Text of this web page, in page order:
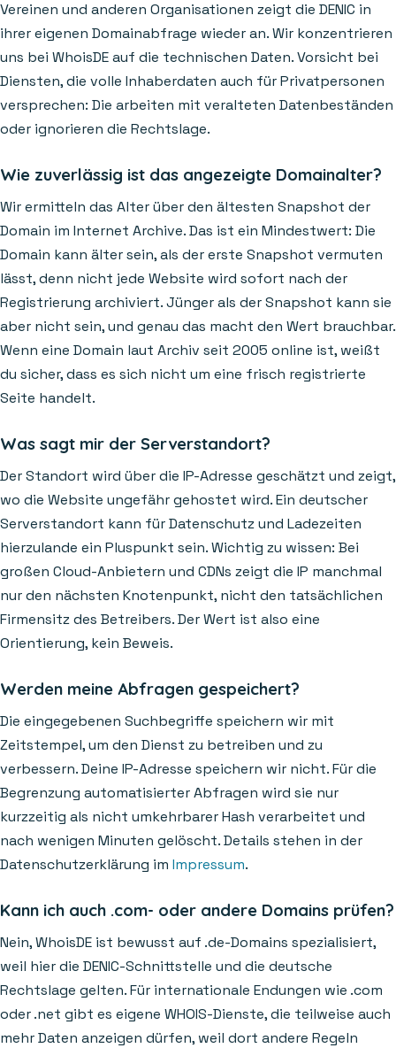
Vereinen und anderen Organisationen zeigt die DENIC in
ihrer eigenen Domainabfrage wieder an. Wir konzentrieren
uns bei WhoisDE auf die technischen Daten. Vorsicht bei
Diensten, die volle Inhaberdaten auch für Privatpersonen
versprechen: Die arbeiten mit veralteten Datenbeständen
oder ignorieren die Rechtslage.
Wie zuverlässig ist das angezeigte Domainalter?
Wir ermitteln das Alter über den ältesten Snapshot der
Domain im Internet Archive. Das ist ein Mindestwert: Die
Domain kann älter sein, als der erste Snapshot vermuten
lässt, denn nicht jede Website wird sofort nach der
Registrierung archiviert. Jünger als der Snapshot kann sie
aber nicht sein, und genau das macht den Wert brauchbar.
Wenn eine Domain laut Archiv seit 2005 online ist, weißt
du sicher, dass es sich nicht um eine frisch registrierte
Seite handelt.
Was sagt mir der Serverstandort?
Der Standort wird über die IP-Adresse geschätzt und zeigt,
wo die Website ungefähr gehostet wird. Ein deutscher
Serverstandort kann für Datenschutz und Ladezeiten
hierzulande ein Pluspunkt sein. Wichtig zu wissen: Bei
großen Cloud-Anbietern und CDNs zeigt die IP manchmal
nur den nächsten Knotenpunkt, nicht den tatsächlichen
Firmensitz des Betreibers. Der Wert ist also eine
Orientierung, kein Beweis.
Werden meine Abfragen gespeichert?
Die eingegebenen Suchbegriffe speichern wir mit
Zeitstempel, um den Dienst zu betreiben und zu
verbessern. Deine IP-Adresse speichern wir nicht. Für die
Begrenzung automatisierter Abfragen wird sie nur
kurzzeitig als nicht umkehrbarer Hash verarbeitet und
nach wenigen Minuten gelöscht. Details stehen in der
Datenschutzerklärung im Impressum.
Kann ich auch .com- oder andere Domains prüfen?
Nein, WhoisDE ist bewusst auf .de-Domains spezialisiert,
weil hier die DENIC-Schnittstelle und die deutsche
Rechtslage gelten. Für internationale Endungen wie .com
oder .net gibt es eigene WHOIS-Dienste, die teilweise auch
mehr Daten anzeigen dürfen, weil dort andere Regeln